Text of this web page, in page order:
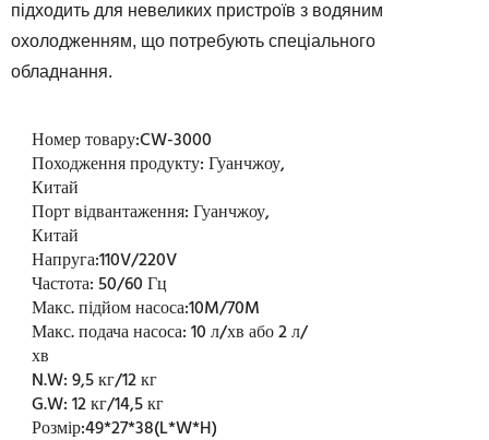
підходить для невеликих пристроїв з водяним
охолодженням, що потребують спеціального
обладнання.
Номер товару:CW-3000
Походження продукту:Гуанчжоу,
Китай
Порт відвантаження:Гуанчжоу,
Китай
Напруга:110V/220V
Частота:50/60 Гц
Макс. підйом насоса:10M/70M
Макс. подача насоса:10 л/хв або 2 л/
хв
N.W:9,5 кг/12 кг
G.W:12 кг/14,5 кг
Розмір:49*27*38(L*W*H)